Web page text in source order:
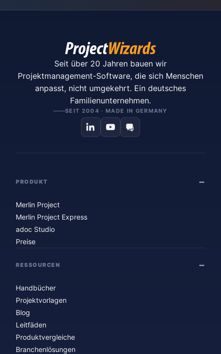
Seit über 20 Jahren bauen wir
Projektmanagement-Software, die sich Menschen
anpasst, nicht umgekehrt. Ein deutsches
Familienunternehmen.
SEIT 2004 · MADE IN GERMANY
PRODUKT
Merlin Project
Merlin Project Express
adoc Studio
Preise
RESSOURCEN
Handbücher
Projektvorlagen
Blog
Leitfäden
Produktvergleiche
Branchenlösungen